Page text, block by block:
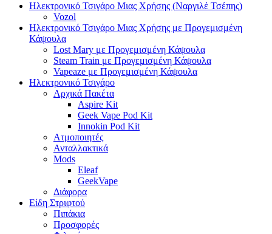
Ηλεκτρονικό Τσιγάρο Μιας Χρήσης (Ναργιλέ Τσέπης)
Vozol
Ηλεκτρονικό Τσιγάρο Μιας Χρήσης με Προγεμισμένη
Κάψουλα
Lost Mary με Προγεμισμένη Κάψουλα
Steam Train με Προγεμισμένη Κάψουλα
Vapeaze με Προγεμισμένη Κάψουλα
Ηλεκτρονικό Τσιγάρο
Αρχικά Πακέτα
Aspire Kit
Geek Vape Pod Kit
Innokin Pod Kit
Ατμοποιητές
Ανταλλακτικά
Mods
Eleaf
GeekVape
Διάφορα
Είδη Στριφτού
Πιπάκια
Προσφορές